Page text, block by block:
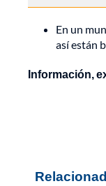
En un
así están
Información,